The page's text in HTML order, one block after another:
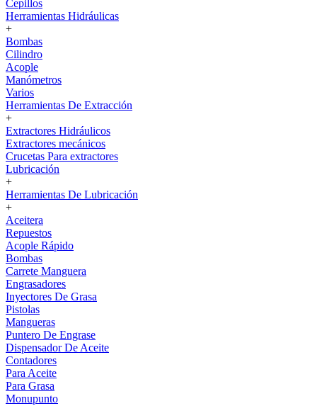
Cepillos
Herramientas Hidráulicas
+
Bombas
Cilindro
Acople
Manómetros
Varios
Herramientas De Extracción
+
Extractores Hidráulicos
Extractores mecánicos
Crucetas Para extractores
Lubricación
+
Herramientas De Lubricación
+
Aceitera
Repuestos
Acople Rápido
Bombas
Carrete Manguera
Engrasadores
Inyectores De Grasa
Pistolas
Mangueras
Puntero De Engrase
Dispensador De Aceite
Contadores
Para Aceite
Para Grasa
Monupunto